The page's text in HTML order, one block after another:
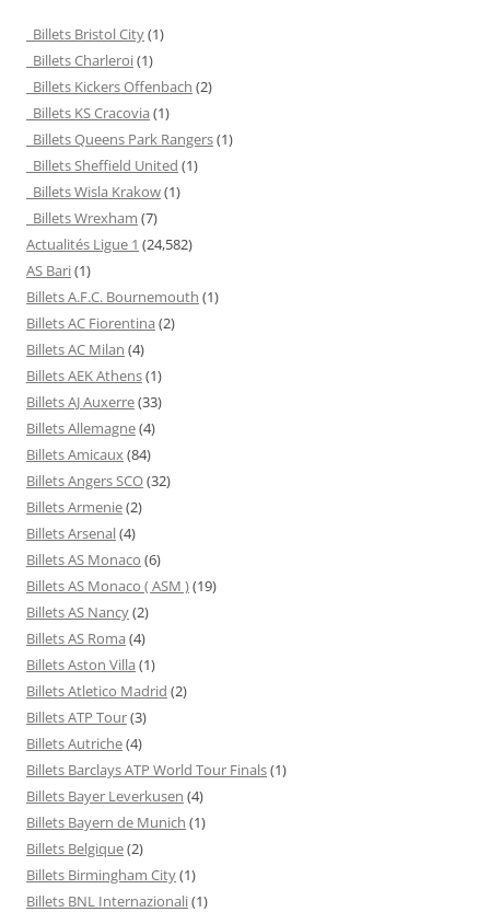
Billets Bristol City(1)
Billets Charleroi(1)
Billets Kickers Offenbach (2)
Billets KS Cracovia (1)
Billets Queens Park Rangers(1)
Billets Sheffield United (1)
Billets Wisla Krakow(1)
Billets Wrexham (7)
Actualités Ligue 1 (24,582)
AS Bari(1)
Billets A.F.C. Bournemouth (1)
Billets AC Fiorentina (2)
Billets AC Milan (4)
Billets AEK Athens(1)
Billets AJ Auxerre(33)
Billets Allemagne(4)
Billets Amicaux(84)
Billets Angers SCO(32)
Billets Armenie(2)
Billets Arsenal(4)
Billets AS Monaco (6)
Billets AS Monaco ( ASM )(19)
Billets AS Nancy(2)
Billets AS Roma (4)
Billets Aston Villa (1)
Billets Atletico Madrid (2)
Billets ATP Tour(3)
Billets Autriche(4)
Billets Barclays ATP World Tour Finals(1)
Billets Bayer Leverkusen (4)
Billets Bayern de Munich (1)
Billets Belgique(2)
Billets Birmingham City(1)
Billets BNL Internazionali(1)